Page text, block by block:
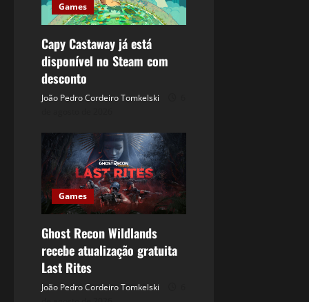
Games
Capy Castaway já está
disponível no Steam com
desconto
João Pedro Cordeiro Tomkelski
Games
Ghost Recon Wildlands
recebe atualização gratuita
Last Rites
João Pedro Cordeiro Tomkelski